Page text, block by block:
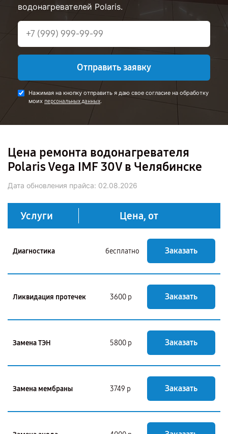
водонагревателей Polaris.
Отправить заявку
Нажимая на кнопку отправить я даю свое согласие на обработку
моих персональных данных.
Цена ремонта водонагревателя
Polaris Vega IMF 30V в Челябинске
Дата обновления прайса: 02.08.2026
Услуги Цена, от
Диагностика бесплатно Заказать
Ликвидация протечек 3600 р Заказать
Замена ТЭН 5800 р Заказать
Замена мембраны 3749 р Заказать